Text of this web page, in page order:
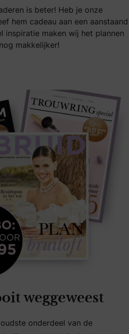
is beter! Heb je onze
hem cadeau aan een aanstaand
inspiratie maken wij het plannen
makkelijker!
een jaar lang het leukste
weggeweest
onderdeel van de